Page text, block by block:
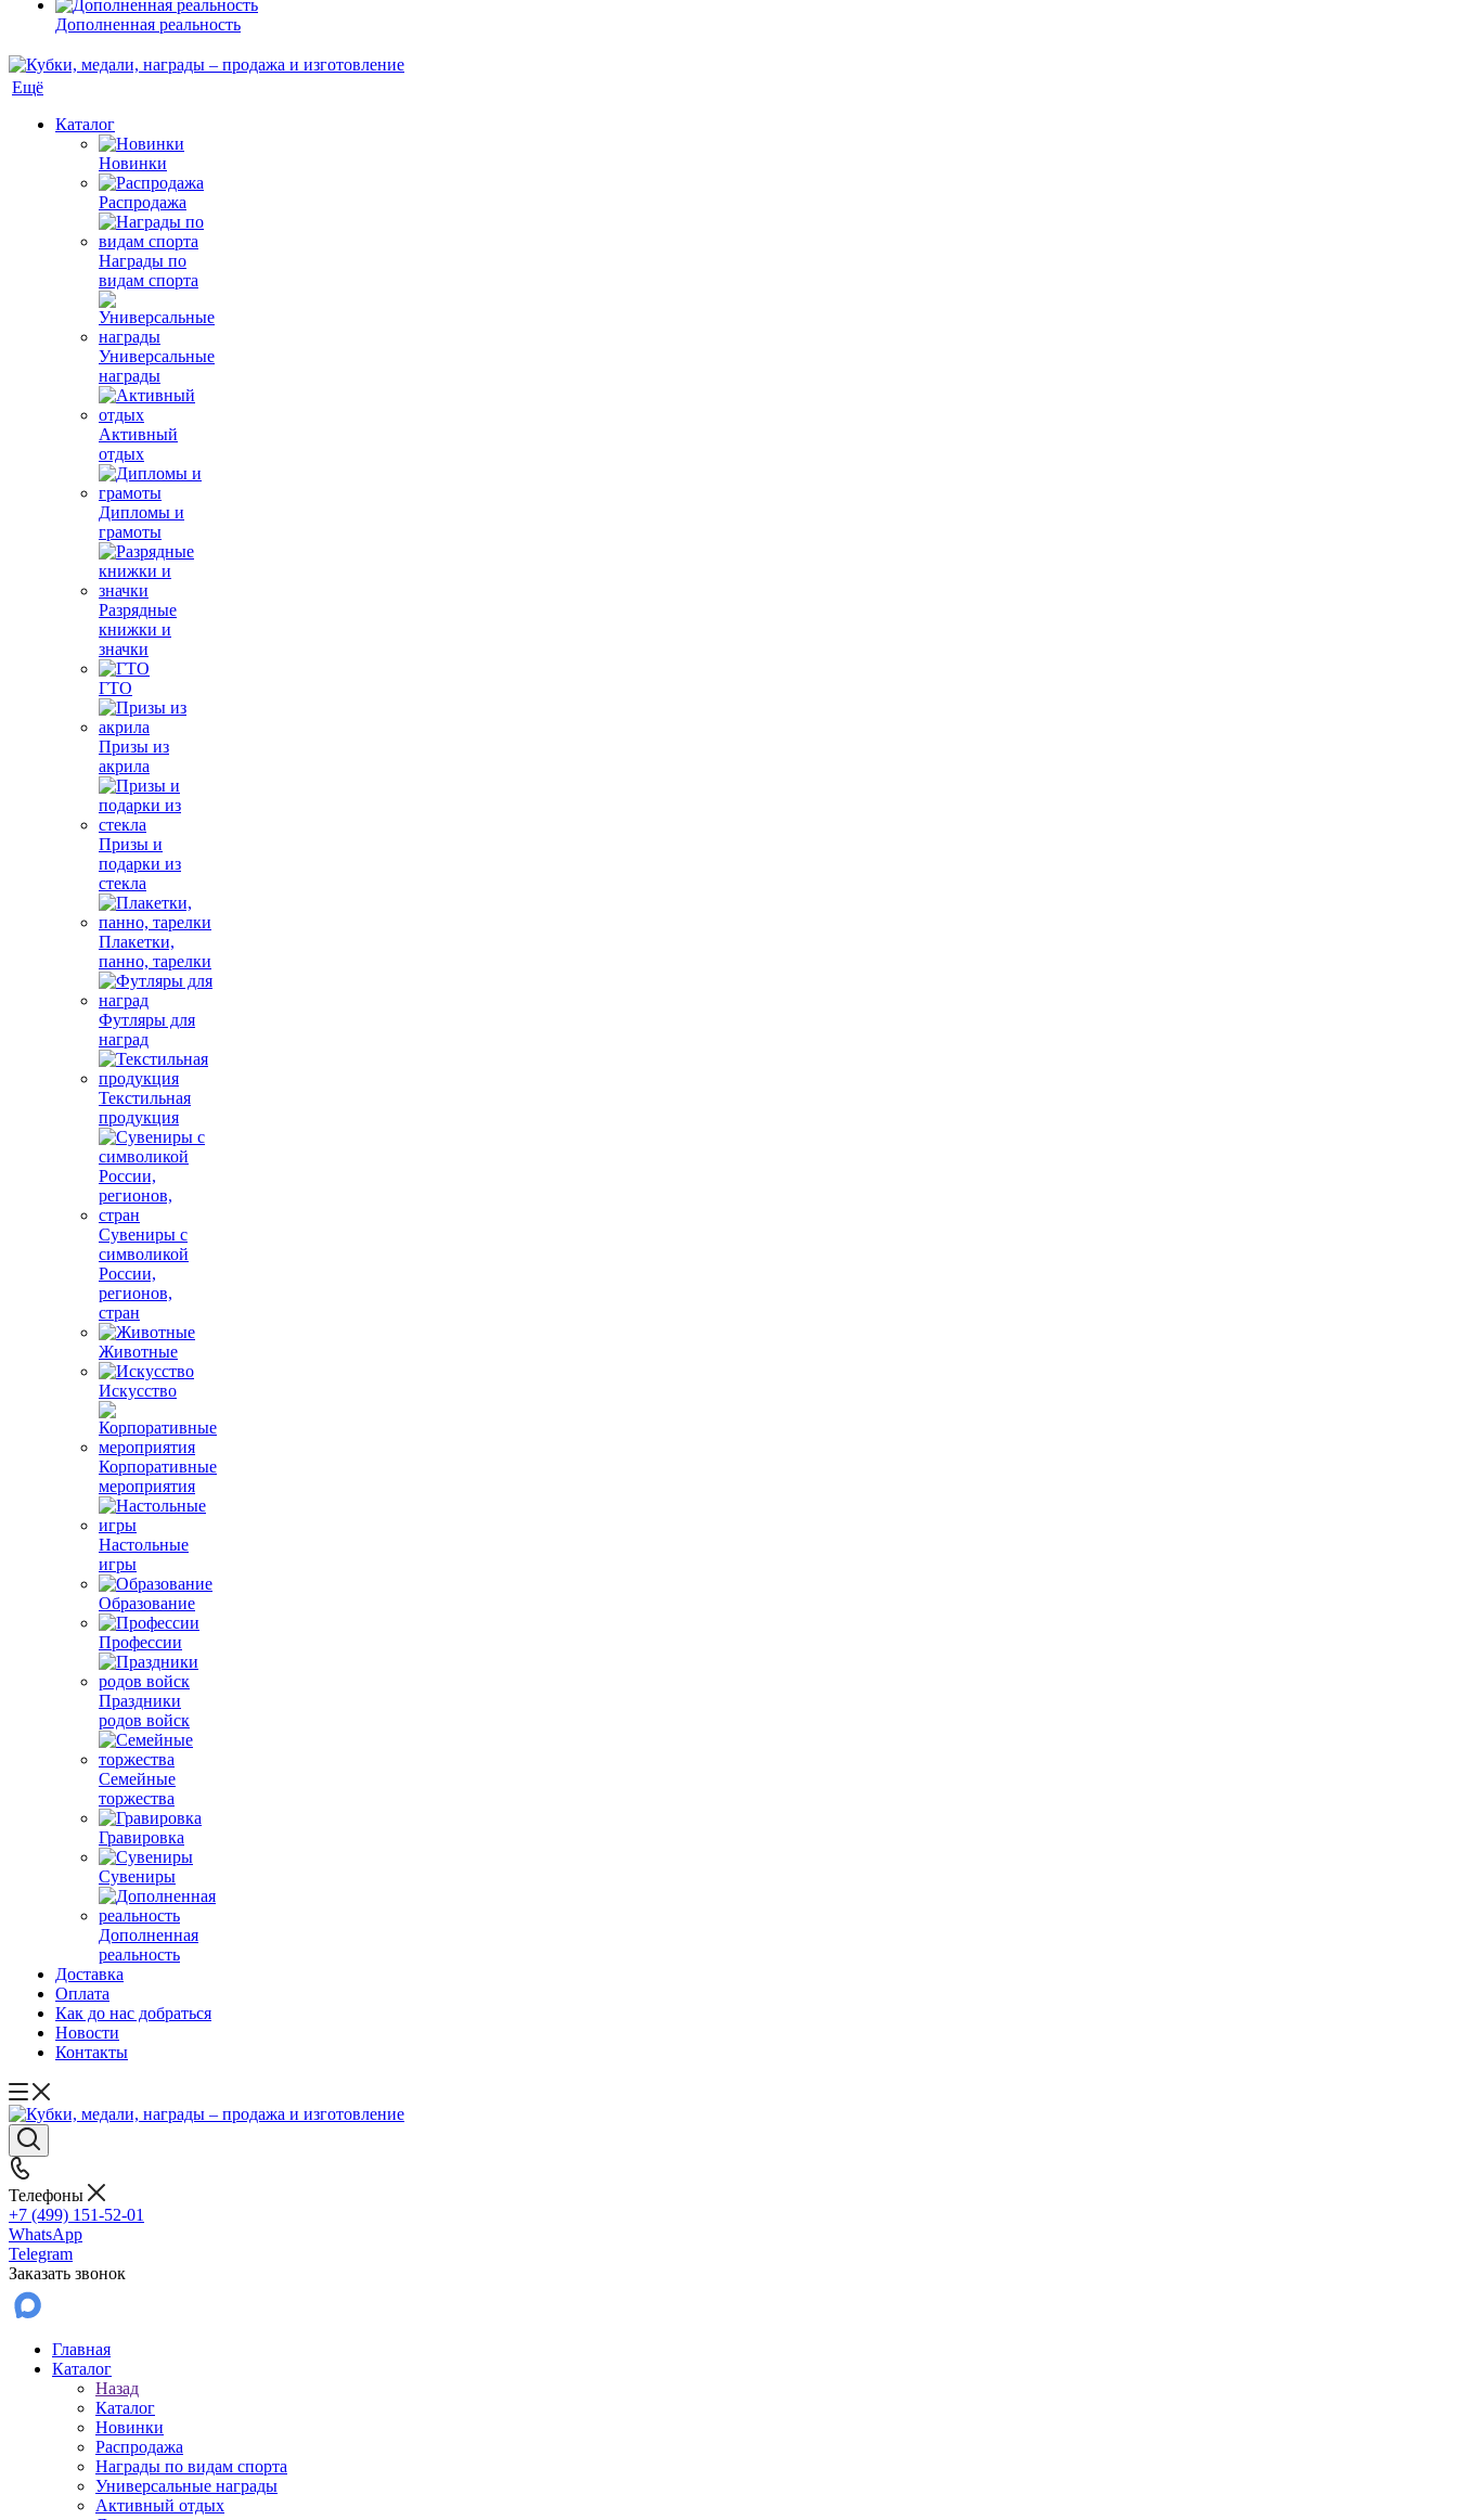
Дополненная реальность
Ещё
Каталог
Новинки
Распродажа
Награды по
видам спорта
Универсальные
награды
Активный
отдых
Дипломы и
грамоты
Разрядные
книжки и
значки
ГТО
Призы из
акрила
Призы и
подарки из
стекла
Плакетки,
панно, тарелки
Футляры для
наград
Текстильная
продукция
Сувениры с
символикой
России,
регионов,
стран
Животные
Искусство
Корпоративные
мероприятия
Настольные
игры
Образование
Профессии
Праздники
родов войск
Семейные
торжества
Гравировка
Сувениры
Дополненная
реальность
Доставка
Оплата
Как до нас добраться
Новости
Контакты
Телефоны
+7 (499) 151-52-01
WhatsApp
Telegram
Заказать звонок
Главная
Каталог
Назад
Каталог
Новинки
Распродажа
Награды по видам спорта
Универсальные награды
Активный отдых